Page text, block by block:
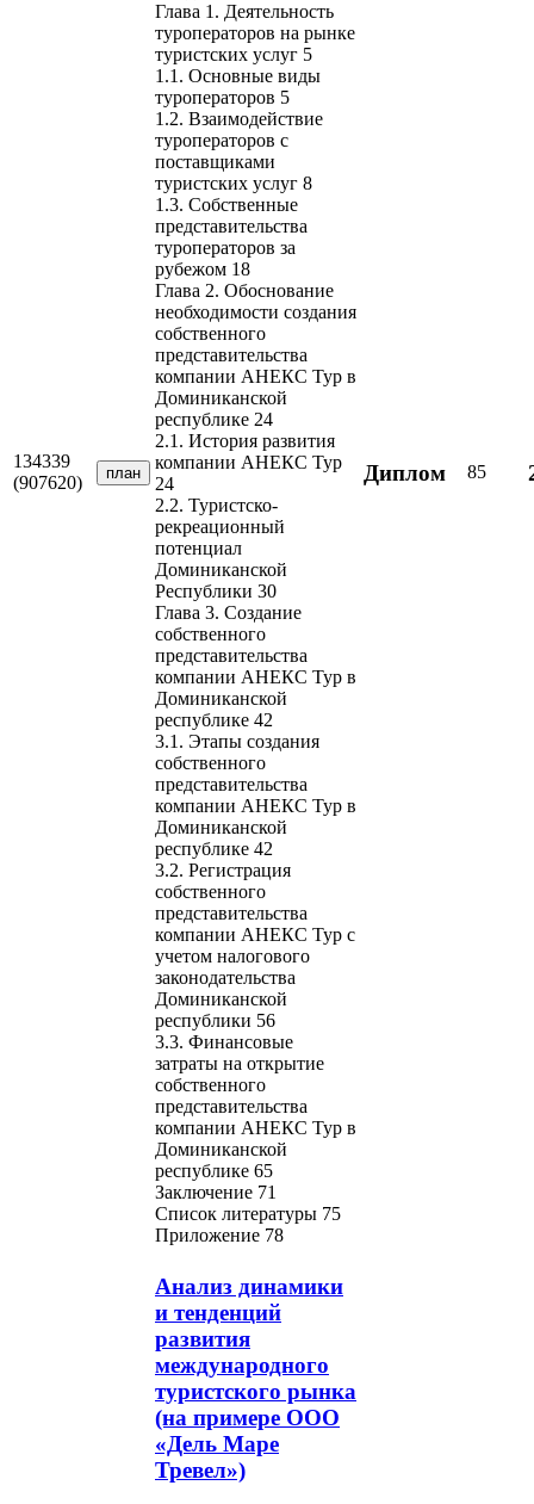
134339
(907620)
план
Глава 1. Деятельность
туроператоров на рынке
туристских услуг 5
1.1. Основные виды
туроператоров 5
1.2. Взаимодействие
туроператоров с
поставщиками
туристских услуг 8
1.3. Собственные
представительства
туроператоров за
рубежом 18
Глава 2. Обоснование
необходимости создания
собственного
представительства
компании АНЕКС Тур в
Доминиканской
республике 24
2.1. История развития
компании АНЕКС Тур
24
2.2. Туристско-
рекреационный
потенциал
Доминиканской
Республики 30
Глава 3. Создание
собственного
представительства
компании АНЕКС Тур в
Доминиканской
республике 42
3.1. Этапы создания
собственного
представительства
компании АНЕКС Тур в
Доминиканской
республике 42
3.2. Регистрация
собственного
представительства
компании АНЕКС Тур с
учетом налогового
законодательства
Доминиканской
республики 56
3.3. Финансовые
затраты на открытие
собственного
представительства
компании АНЕКС Тур в
Доминиканской
республике 65
Заключение 71
Список литературы 75
Приложение 78
Диплом 85
Анализ динамики
и тенденций
развития
международного
туристского рынка
(на примере ООО
«Дель Маре
Тревел»)